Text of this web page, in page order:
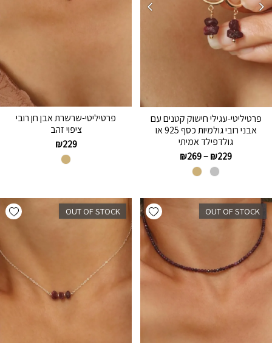
פרטיליטי-עגילי חישוק קטנים עם
אבני רובי גולמיות כסף 925 או
גולדפילד אמיתי
₪229
–
₪269
פרטיליטי-שרשרת אבן חן רובי
ציפוי זהב
₪229
Add wishlist OUT OF STOCK
OUT OF STOCK